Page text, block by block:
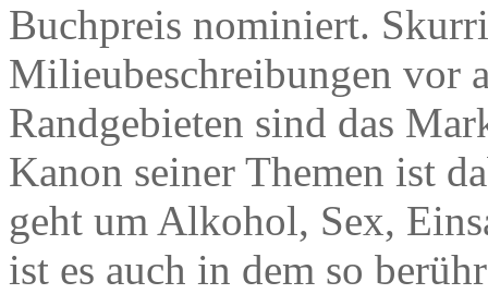
Buchpreis nominiert.
Milieubeschreibungen vor
Randgebieten sind das
Kanon seiner Themen ist
geht um Alkohol, Sex,
ist es auch in dem so